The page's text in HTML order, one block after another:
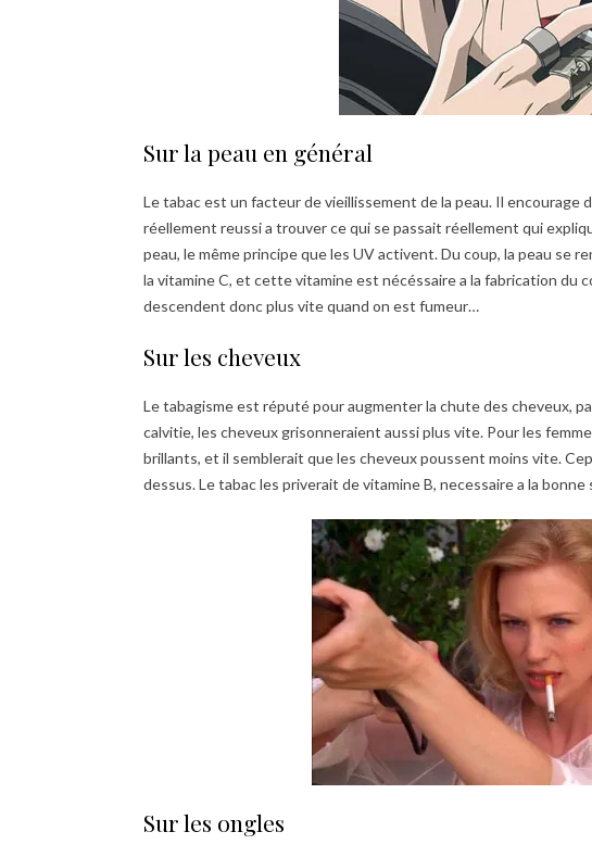
Sur la peau en général
Le tabac est un facteur de vieillissement de la peau. Il encourage
réellement reussi a trouver ce qui se passait réellement qui
peau, le même principe que les UV activent. Du coup, la peau se
la vitamine C, et cette vitamine est nécéssaire a la fabrication du
descendent donc plus vite quand on est fumeur…
Sur les cheveux
Le tabagisme est réputé pour augmenter la chute des cheveux,
calvitie, les cheveux grisonneraient aussi plus vite. Pour les
brillants, et il semblerait que les cheveux poussent moins vite.
dessus. Le tabac les priverait de vitamine B, necessaire a la
Sur les ongles